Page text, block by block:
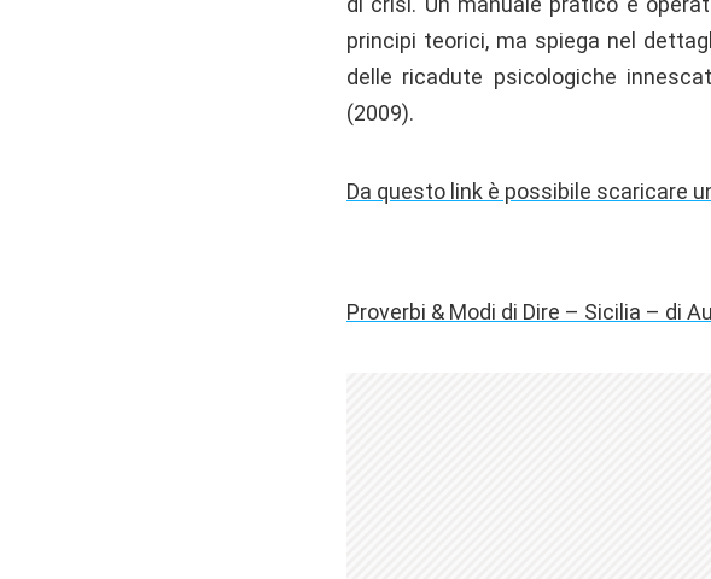
principi teorici, ma spiega nel
delle ricadute psicologiche
(2009).
Da questo link è possibile scaricare
Proverbi & Modi di Dire – Sicilia – di